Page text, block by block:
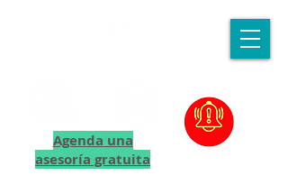
Agenda una
asesoría gratuita